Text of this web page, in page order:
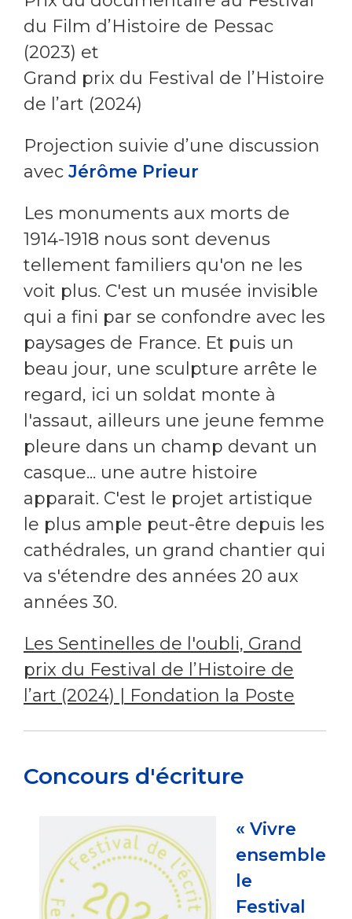
du Film d’Histoire de Pessac
(2023) et
Grand prix du Festival de l’Histoire
de l’art (2024)
Projection suivie d’une discussion
avec Jérôme Prieur
Les monuments aux morts de
1914-1918 nous sont devenus
tellement familiers qu'on ne les
voit plus. C'est un musée invisible
qui a fini par se confondre avec les
paysages de France. Et puis un
beau jour, une sculpture arrête le
regard, ici un soldat monte à
l'assaut, ailleurs une jeune femme
pleure dans un champ devant un
casque... une autre histoire
apparait. C'est le projet artistique
le plus ample peut-être depuis les
cathédrales, un grand chantier qui
va s'étendre des années 20 aux
années 30.
Les Sentinelles de l'oubli, Grand
prix du Festival de l’Histoire de
l’art (2024) | Fondation la Poste
Concours d'écriture
« Vivre
ensemble
le
Festival